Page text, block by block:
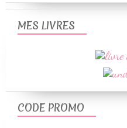
MES LIVRES
CODE PROMO